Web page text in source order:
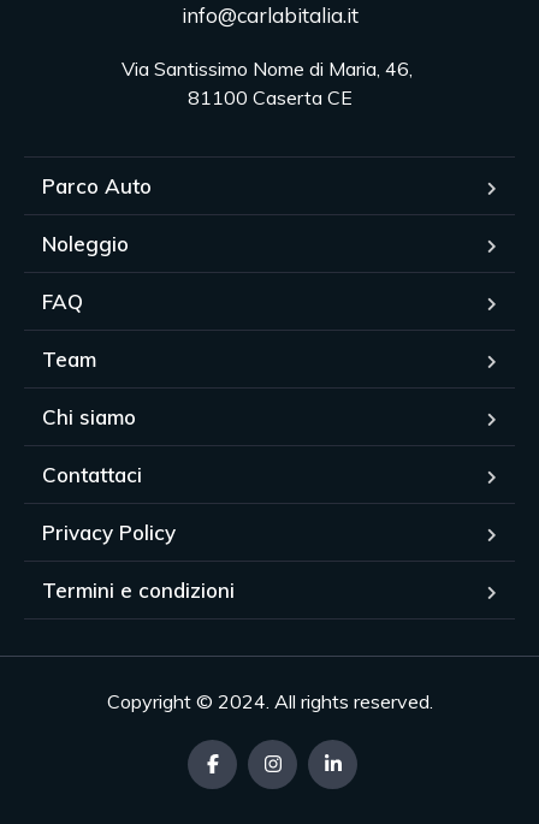
info@carlabitalia.it
Via Santissimo Nome di Maria, 46,
81100 Caserta CE
Parco Auto
Noleggio
FAQ
Team
Chi siamo
Contattaci
Privacy Policy
Termini e condizioni
Copyright © 2024. All rights reserved.